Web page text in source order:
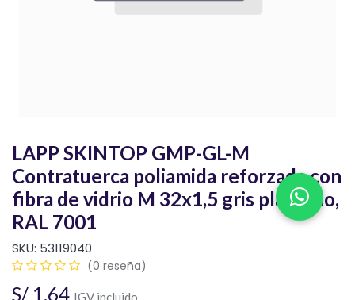
LAPP SKINTOP GMP-GL-M
Contratuerca poliamida reforzada con
fibra de vidrio M 32x1,5 gris plateado,
RAL 7001
SKU: 53119040
(0 reseña)
S/ 1.64 IGV incluido